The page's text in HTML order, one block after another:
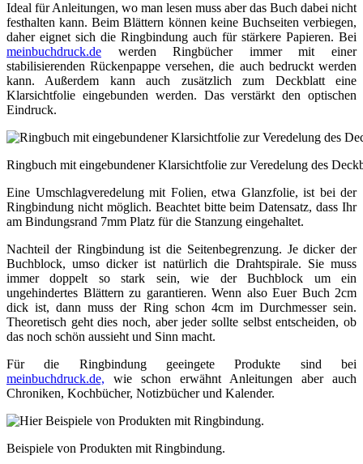
Ideal für Anleitungen, wo man lesen muss aber das Buch dabei nicht
festhalten kann. Beim Blättern können keine Buchseiten verbiegen,
daher eignet sich die Ringbindung auch für stärkere Papieren. Bei
meinbuchdruck.de werden Ringbücher immer mit einer
stabilisierenden Rückenpappe versehen, die auch bedruckt werden
kann. Außerdem kann auch zusätzlich zum Deckblatt eine
Klarsichtfolie eingebunden werden. Das verstärkt den optischen
Eindruck.
Ringbuch mit eingebundener Klarsichtfolie zur Veredelung des
Eine Umschlagveredelung mit Folien, etwa Glanzfolie, ist bei der
Ringbindung nicht möglich. Beachtet bitte beim Datensatz, dass Ihr
am Bindungsrand 7mm Platz für die Stanzung eingehaltet.
Nachteil der Ringbindung ist die Seitenbegrenzung. Je dicker der
Buchblock, umso dicker ist natürlich die Drahtspirale. Sie muss
immer doppelt so stark sein, wie der Buchblock um ein
ungehindertes Blättern zu garantieren. Wenn also Euer Buch 2cm
dick ist, dann muss der Ring schon 4cm im Durchmesser sein.
Theoretisch geht dies noch, aber jeder sollte selbst entscheiden, ob
das noch schön aussieht und Sinn macht.
Für die Ringbindung geeingete Produkte sind bei
meinbuchdruck.de, wie schon erwähnt Anleitungen aber auch
Chroniken, Kochbücher, Notizbücher und Kalender.
Beispiele von Produkten mit Ringbindung.